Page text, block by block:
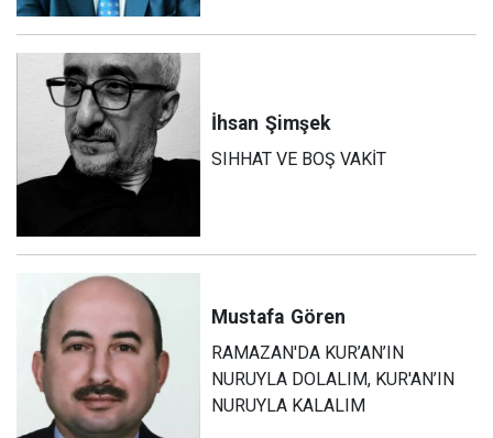
İhsan Şimşek
SIHHAT VE BOŞ VAKİT
Mustafa Gören
RAMAZAN'DA KUR’AN’IN
NURUYLA DOLALIM, KUR'AN’IN
NURUYLA KALALIM